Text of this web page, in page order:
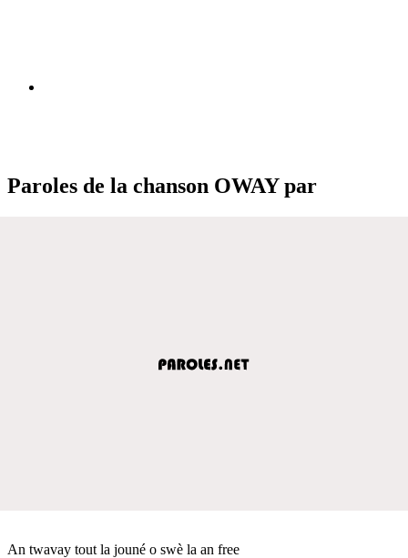
Paroles de la chanson OWAY par
An twavay tout la jouné o swè la an free